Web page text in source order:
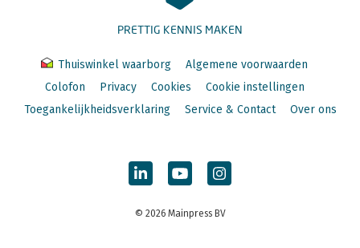
PRETTIG KENNIS MAKEN
Thuiswinkel waarborg
Algemene voorwaarden
Colofon
Privacy Cookies
Cookie instellingen
Toegankelijkheidsverklaring
Service & Contact Over ons
© 2026 Mainpress BV